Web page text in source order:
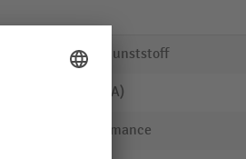
ABS-Kunststoff
39 dB(A)
Performance